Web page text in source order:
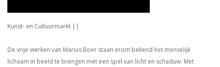
Kunst- en Cultuurmarkt ||
De vrije werken van Marius Boer staan erom bekend het menselijk
lichaam in beeld te brengen met een spel van licht en schaduw. Met